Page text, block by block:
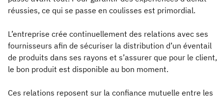
réussies, ce qui se passe en coulisses est primordial.
L’entreprise crée continuellement des relations avec ses
fournisseurs afin de sécuriser la distribution d’un éventail
de produits dans ses rayons et s’assurer que pour le client,
le bon produit est disponible au bon moment.
Ces relations reposent sur la confiance mutuelle entre les